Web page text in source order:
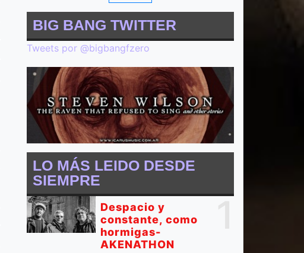
BIG BANG TWITTER
Tweets por @bigbangfzero
LO MÁS LEIDO DESDE
SIEMPRE
Despacio y
constante, como
hormigas-
AKENATHON